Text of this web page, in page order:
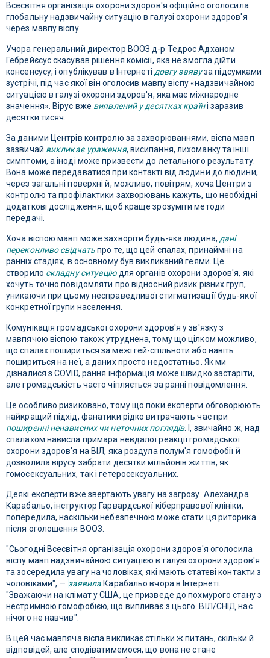
Всесвітня організація охорони здоров'я офіційно оголосила
глобальну надзвичайну ситуацію в галузі охорони здоров'я
через мавпу віспу.
Учора генеральний директор ВООЗ д-р Тедрос Адханом
Гебрейєсус скасував рішення комісії, яка не змогла дійти
консенсусу, і опублікував в Інтернеті довгу заявуза підсумками
зустрічі, під час якої він оголосив мавпу віспу «надзвичайною
ситуацією в галузі охорони здоров'я, яка має міжнародне
значення». Вірус вже виявлений у десятках країні заразив
десятки тисяч.
За даними Центрів контролю за захворюваннями, віспа мавп
зазвичай викликає ураження, висипання, лихоманку та інші
симптоми, а іноді може призвести до летального результату.
Вона може передаватися при контакті від людини до людини,
через загальні поверхні й, можливо, повітрям, хоча Центри з
контролю та профілактики захворювань кажуть, що необхідні
додаткові дослідження, щоб краще зрозуміти методи
передачі.
Хоча віспою мавп може захворіти будь-яка людина, дані
переконливо свідчатьпро те, що цей спалах, принаймні на
ранніх стадіях, в основному був викликаний геями. Це
створило складну ситуаціюдля органів охорони здоров'я, які
хочуть точно повідомляти про відносний ризик різних груп,
уникаючи при цьому несправедливої ​​стигматизації будь-якої
конкретної групи населення.
Комунікація громадської охорони здоров'я у зв'язку з
мавпячою віспою також утруднена, тому що цілком можливо,
що спалах пошириться за межі гей-спільноти або навіть
пошириться на неї, а даних просто недостатньо. Як ми
дізналися з COVID, рання інформація може швидко застаріти,
але громадськість часто чіпляється за ранні повідомлення.
Це особливо ризиковано, тому що поки експерти обговорюють
найкращий підхід, фанатики рідко витрачають час при
поширенні ненависних чи неточних поглядів. І, звичайно ж, над
спалахом нависла примара невдалої реакції громадської
охорони здоров'я на ВІЛ, яка роздула полум'я гомофобії й
дозволила вірусу забрати десятки мільйонів життів, як
гомосексуальних, так і гетеросексуальних.
Деякі експерти вже звертають увагу на загрозу. Алехандра
Карабальо, інструктор Гарвардської кіберправової клініки,
попередила, наскільки небезпечною може стати ця риторика
після оголошення ВООЗ.
"Сьогодні Всесвітня організація охорони здоров'я оголосила
віспу мавп надзвичайною ситуацією в галузі охорони здоров'я
та зосередила увагу на чоловіках, які мають статеві контакти з
чоловіками", — заявила Карабальо вчора в Інтернеті.
"Зважаючи на клімат у США, це призведе до похмурого стану з
нестримною гомофобією, що випливає з цього. ВІЛ/СНІД нас
нічого не навчив".
В цей час мавпяча віспа викликає стільки ж питань, скільки й
відповідей, але сподіватимемося, що вона не стане